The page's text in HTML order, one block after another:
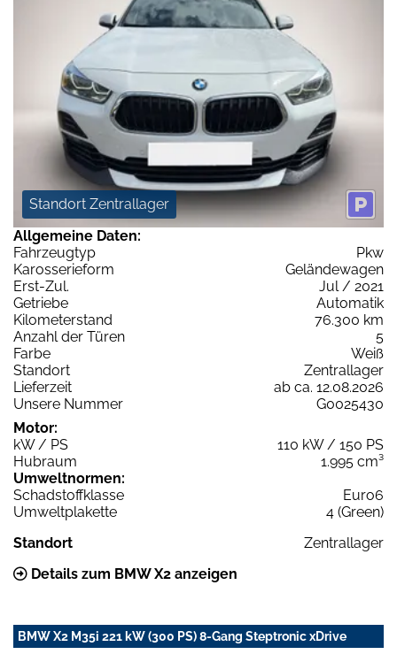
Standort Zentrallager
Allgemeine Daten:
Fahrzeugtyp
Pkw
Karosserieform
Geländewagen
Erst-Zul.
Jul / 2021
Getriebe
Automatik
Kilometerstand
76.300 km
Anzahl der Türen
5
Farbe
Weiß
Standort
Zentrallager
Lieferzeit
ab ca. 12.08.2026
Unsere Nummer
G0025430
Motor:
kW / PS
110 kW / 150 PS
Hubraum
1.995 cm³
Umweltnormen:
Schadstoffklasse
Euro6
Umweltplakette
4 (Green)
Standort
Zentrallager
Details zum BMW X2 anzeigen
BMW X2 M35i 221 kW (300 PS) 8-Gang Steptronic xDrive